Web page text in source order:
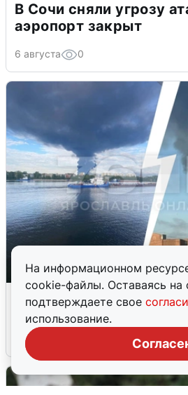
На информационном
cookie-файлы. Оставаясь на
подтверждаете свое
использование.
В Сочи сняли угрозу
аэропорт закрыт
6 августа 0
Ночная атака БПЛА на
попадания и
6 августа